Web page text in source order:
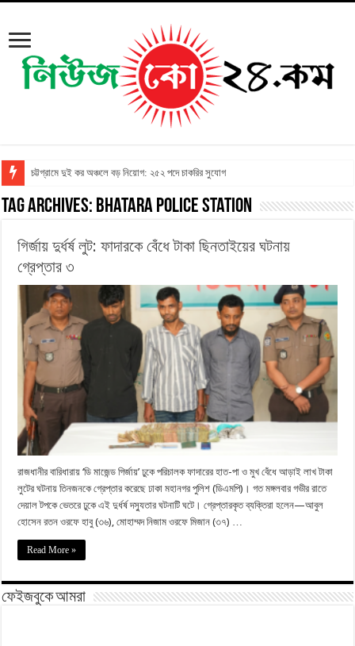
চট্টগ্রামে দুই কর অঞ্চলে বড় নিয়োগ: ২৫২ পদে চাকরির সুযোগ
Tag Archives: Bhatara Police Station
গির্জায় দুর্ধর্ষ লুট: ফাদারকে বেঁধে টাকা ছিনতাইয়ের ঘটনায়
গ্রেপ্তার ৩
রাজধানীর বারিধারায় ‘ডি মাজেন্ড গির্জায়’ ঢুকে পরিচালক ফাদারের হাত-পা ও মুখ বেঁধে আড়াই লাখ টাকা
লুটের ঘটনায় তিনজনকে গ্রেপ্তার করেছে ঢাকা মহানগর পুলিশ (ডিএমপি)। গত মঙ্গলবার গভীর রাতে
দেয়াল টপকে ভেতরে ঢুকে এই দুর্ধর্ষ দস্যুতার ঘটনাটি ঘটে। গ্রেপ্তারকৃত ব্যক্তিরা হলেন—আবুল
হোসেন রতন ওরফে হাবু (৩৬), মোহাম্মদ নিজাম ওরফে মিজান (৩৭) …
Read More »
ফেইজবুকে আমরা